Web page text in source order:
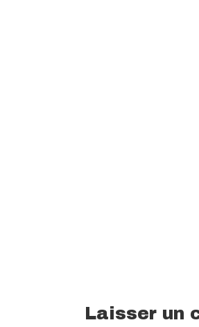
Laisser un